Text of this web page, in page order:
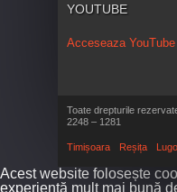
YOUTUBE
Acceseaza YouTube
Toate drepturile
2248 – 1281
Timișoara Reșița
Acest website folosește
experiență mult mai bună